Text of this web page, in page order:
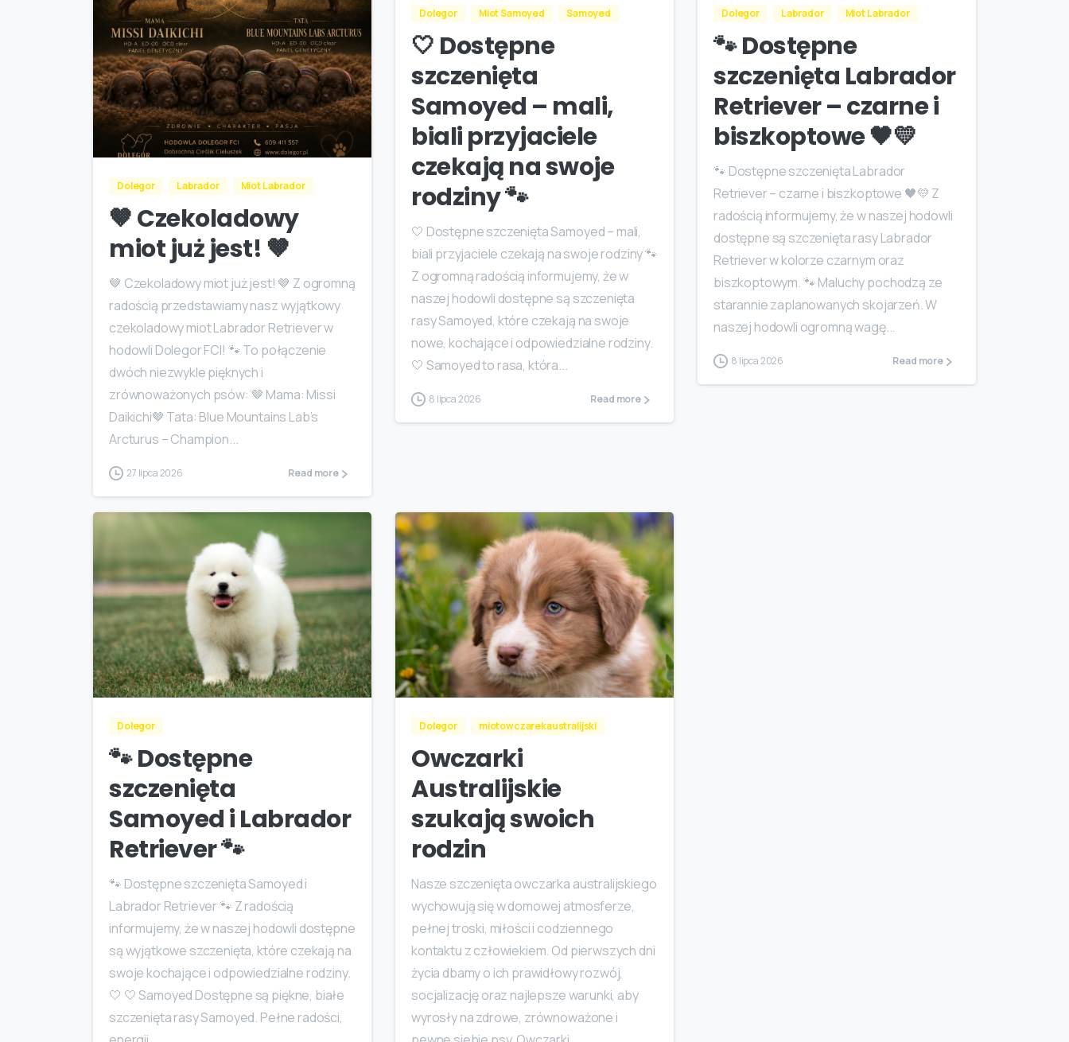
Dolegor Labrador Miot Labrador
🤎 Czekoladowy
miot już jest! 🤎
🤎 Czekoladowy miot już jest! 🤎 Z ogromną
radością przedstawiamy nasz wyjątkowy
czekoladowy miot Labrador Retriever w
hodowli Dolegor FCI! 🐾 To połączenie
dwóch niezwykle pięknych i
zrównoważonych psów: 🤎 Mama: Missi
Daikichi🤎 Tata: Blue Mountains Lab’s
Arcturus – Champion...
27 lipca 2026 Read more
Dolegor Miot Samoyed Samoyed
🤍 Dostępne
szczenięta
Samoyed – mali,
biali przyjaciele
czekają na swoje
rodziny 🐾
🤍 Dostępne szczenięta Samoyed – mali,
biali przyjaciele czekają na swoje rodziny 🐾
Z ogromną radością informujemy, że w
naszej hodowli dostępne są szczenięta
rasy Samoyed, które czekają na swoje
nowe, kochające i odpowiedzialne rodziny.
🤍 Samoyed to rasa, która...
8 lipca 2026 Read more
Dolegor Labrador Miot Labrador
🐾 Dostępne
szczenięta Labrador
Retriever – czarne i
biszkoptowe 🖤💛
🐾 Dostępne szczenięta Labrador
Retriever – czarne i biszkoptowe 🖤💛 Z
radością informujemy, że w naszej hodowli
dostępne są szczenięta rasy Labrador
Retriever w kolorze czarnym oraz
biszkoptowym. 🐾 Maluchy pochodzą ze
starannie zaplanowanych skojarzeń. W
naszej hodowli ogromną wagę...
8 lipca 2026 Read more
Dolegor
🐾 Dostępne
szczenięta
Samoyed i Labrador
Retriever 🐾
🐾 Dostępne szczenięta Samoyed i
Labrador Retriever 🐾 Z radością
informujemy, że w naszej hodowli dostępne
są wyjątkowe szczenięta, które czekają na
swoje kochające i odpowiedzialne rodziny.
🤍 🤍 Samoyed Dostępne są piękne, białe
szczenięta rasy Samoyed. Pełne radości,
Dolegor miotowczarekaustralijski
Owczarki
Australijskie
szukają swoich
rodzin
Nasze szczenięta owczarka australijskiego
wychowują się w domowej atmosferze,
pełnej troski, miłości i codziennego
kontaktu z człowiekiem. Od pierwszych dni
życia dbamy o ich prawidłowy rozwój,
socjalizację oraz najlepsze warunki, aby
wyrosły na zdrowe, zrównoważone i